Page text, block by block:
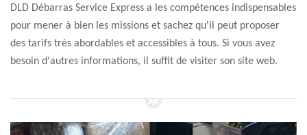
DLD Débarras Service Express a les compétences indispensables
pour mener à bien les missions et sachez qu'il peut proposer
des tarifs très abordables et accessibles à tous. Si vous avez
besoin d'autres informations, il suffit de visiter son site web.